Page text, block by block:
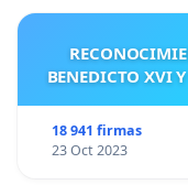
BENEDICTO XVI
18 941 firmas
23 Oct 2023